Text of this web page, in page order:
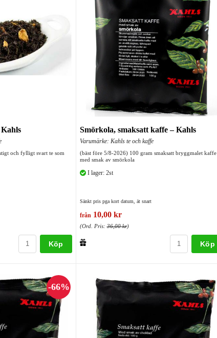
och fylligt svart te som
Köp
Smörkola, smaksatt kaffe – Kahls
Varumärke: Kahls te och kaffe
(bäst före 5/8-2026) 100 gram smaksatt bryggmalet kaffe
med smak av smörkola
I lager: 2st
Sänkt pris pga kort datum, ät snart
från 10,00 kr
(Ord. Pris:36,00 kr)
Köp